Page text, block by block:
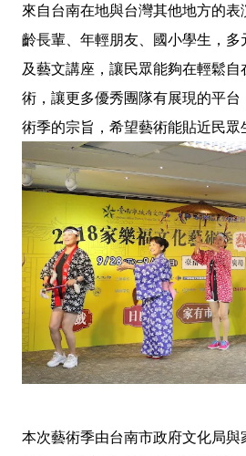
來自台南在地與台灣其他地方的
齡長輩、年輕朋友、國小學生，多
及藝文講座，讓民眾能夠在輕鬆
術，讓更多優秀團隊有展現的平
術季的宗旨，希望藝術能貼近民眾
本次藝術季由台南市政府文化局